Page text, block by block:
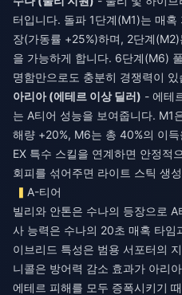
터입니다. 돌파 1단계(M1)는 매
장(가동률 +25%)하며, 2단계
을 가능하게 합니다. 6단계(M6)
명함만으로도 충분히 경쟁력이 있
아리아 (에테르 이상 딜러) - 에테
는 A티어 성능을 보여줍니다. M1
해량 +20%, M6는 총 40%의 이
EX 특수 스킬을 연계하면 안정적
회피를 섞어주면 라이트 스틱 생
A-티어
빌리와 안톤은 수나의 등장으로
사 능력은 수나의 20초 매혹 타
이브리드 특성은 범용 서포터의
니콜은 방어력 감소 효과가 아리
에테르 피해를 모두 증폭시키기